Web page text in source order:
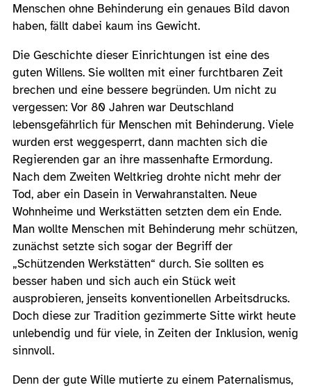
Menschen ohne Behinderung ein genaues Bild davon
haben, fällt dabei kaum ins Gewicht.
Die Geschichte dieser Einrichtungen ist eine des
guten Willens. Sie wollten mit einer furchtbaren Zeit
brechen und eine bessere begründen. Um nicht zu
vergessen: Vor 80 Jahren war Deutschland
lebensgefährlich für Menschen mit Behinderung. Viele
wurden erst weggesperrt, dann machten sich die
Regierenden gar an ihre massenhafte Ermordung.
Nach dem Zweiten Weltkrieg drohte nicht mehr der
Tod, aber ein Dasein in Verwahranstalten. Neue
Wohnheime und Werkstätten setzten dem ein Ende.
Man wollte Menschen mit Behinderung mehr schützen,
zunächst setzte sich sogar der Begriff der
„Schützenden Werkstätten“ durch. Sie sollten es
besser haben und sich auch ein Stück weit
ausprobieren, jenseits konventionellen Arbeitsdrucks.
Doch diese zur Tradition gezimmerte Sitte wirkt heute
unlebendig und für viele, in Zeiten der Inklusion, wenig
sinnvoll.
Denn der gute Wille mutierte zu einem Paternalismus,